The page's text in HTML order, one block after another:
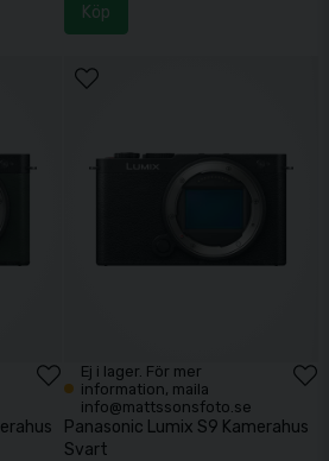
Köp
Ej i lager. För mer
information, maila
info@mattssonsfoto.se
Panasonic Lumix S9 Kamerahus
Svart